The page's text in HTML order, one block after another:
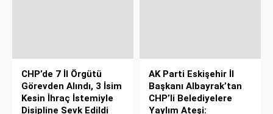
CHP’de 7 İl Örgütü
Görevden Alındı, 3 İsim
Kesin İhraç İstemiyle
Disipline Sevk Edildi
AK Parti Eskişehir İl
Başkanı Albayrak’tan
CHP’li Belediyelere
Yaylım Ateşi: